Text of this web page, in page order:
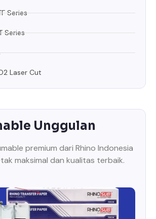
Series
Series
Laser Cut
Unggulan
premium dari Rhino Indonesia
maksimal dan kualitas terbaik.